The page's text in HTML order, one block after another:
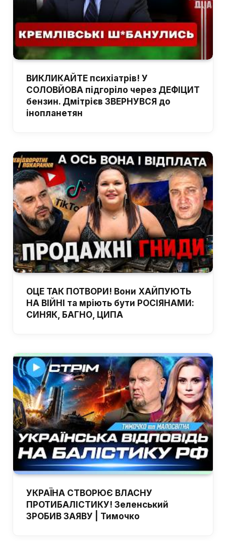
ВИКЛИКАЙТЕ психіатрів! У
СОЛОВЙОВА підгоріло через ДЕФІЦИТ
бензин. Дмітрієв ЗВЕРНУВСЯ до
інопланетян
ОЦЕ ТАК ПОТВОРИ! Вони ХАЙПУЮТЬ
НА ВІЙНІ та мріють бути РОСІЯНАМИ:
СИНЯК, БАГНО, ЦИПА
УКРАЇНА СТВОРЮЄ ВЛАСНУ
ПРОТИБАЛІСТИКУ! Зеленський
ЗРОБИВ ЗАЯВУ | Тимочко